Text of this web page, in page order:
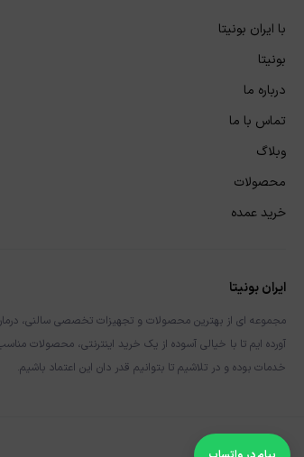
با ایران بونیتا
بونیتا
درباره ما
تماس با ما
وبلاگ
محصولات
خرید عمده
ایران بونیتا
مجموعه ای از بهترین محصولات و تجهیزات تخصصی سالنی،
آورده ایم تا با خیالی آسوده از یک خرید اینترنتی، محصولات
خدمات بوده و در تلاشیم تا بتوانیم قدر دان این اعتماد باشیم.